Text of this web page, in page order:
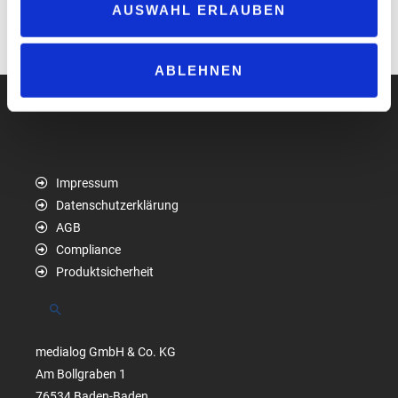
AUSWAHL ERLAUBEN
ABLEHNEN
Associations (FETSA) unterstützt.
www.tanklagerverband.de
Impressum
Datenschutzerklärung
AGB
Compliance
Produktsicherheit
Suchen
medialog GmbH & Co. KG
Am Bollgraben 1